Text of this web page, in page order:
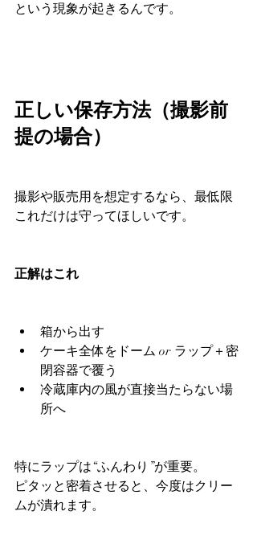
という現象が起きるんです。
正しい保存方法（撮影前
提の場合）
撮影や販売用を想定するなら、最低限
これだけは守ってほしいです。
正解はこれ
箱から出す
ケーキ全体をドーム or ラップ＋密
閉容器で覆う
冷蔵庫内の風が直接当たらない場
所へ
特にラップは“ふんわり”が重要。
ピタッと密着させると、今度はクリー
ムが潰れます。